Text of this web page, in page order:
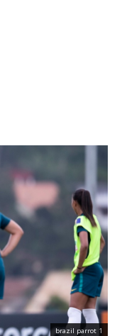
brazil parrot 1